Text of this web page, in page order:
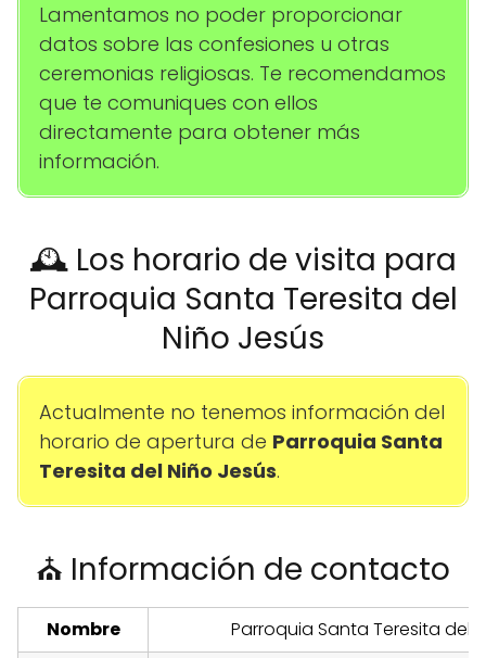
Lamentamos no poder proporcionar
datos sobre las confesiones u otras
ceremonias religiosas. Te recomendamos
que te comuniques con ellos
directamente para obtener más
información.
🕰️ Los horario de visita para
Parroquia Santa Teresita del
Niño Jesús
Actualmente no tenemos información del
horario de apertura de Parroquia Santa
Teresita del Niño Jesús.
⛪ Información de contacto
Nombre Parroquia Santa Teresita del